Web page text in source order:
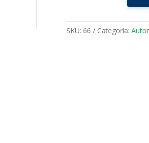
SKU: 66 Categoría: